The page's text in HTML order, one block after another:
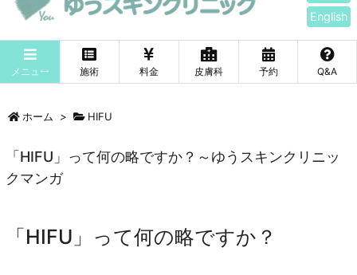
English
メニュー 施術 料金 皮膚科 予約 Q&A
ホーム > HIFU
「HIFU」って何の略ですか？～ゆうスキンクリニッ
クマンガ
「HIFU」って何の略ですか？